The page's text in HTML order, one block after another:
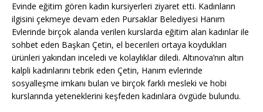
Evinde eğitim gören kadın kursiyerleri ziyaret etti. Kadınların
ilgisini çekmeye devam eden Pursaklar Belediyesi Hanım
Evlerinde birçok alanda verilen kurslarda eğitim alan kadınlar ile
sohbet eden Başkan Çetin, el becerileri ortaya koydukları
ürünleri yakından inceledi ve kolaylıklar diledi. Altınova’nın altın
kalpli kadınlarını tebrik eden Çetin, Hanım evlerinde
sosyalleşme imkanı bulan ve birçok farklı mesleki ve hobi
kurslarında yeteneklerini keşfeden kadınlara övgüde bulundu.